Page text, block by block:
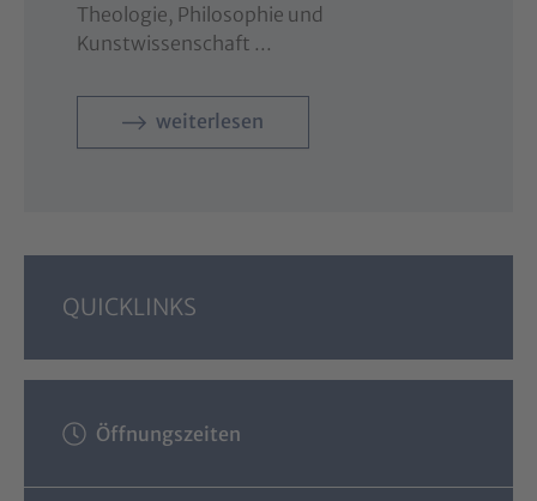
Theologie, Philosophie und
Kunstwissenschaft ...
weiterlesen
QUICKLINKS
Öffnungszeiten